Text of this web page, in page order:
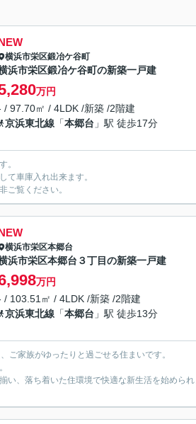
横浜市栄区鍛冶ケ谷町
浜市栄区鍛冶ケ谷町の新築一戸建
万円
/ 97.70㎡ / 4LDK /新築 /2階建
京浜東北線 「本郷台 」駅 徒歩17分
。
て車庫入れ出来ます。
ご覧ください。
横浜市栄区本郷台
浜市栄区本郷台３丁目の新築一戸建
万円
/ 103.51㎡ / 4LDK /新築 /2階建
京浜東北線 「本郷台 」駅 徒歩13分
ご家族がゆったりと過ごせる住まいです。
い、落ち着いた住環境で快適な新生活を始められ